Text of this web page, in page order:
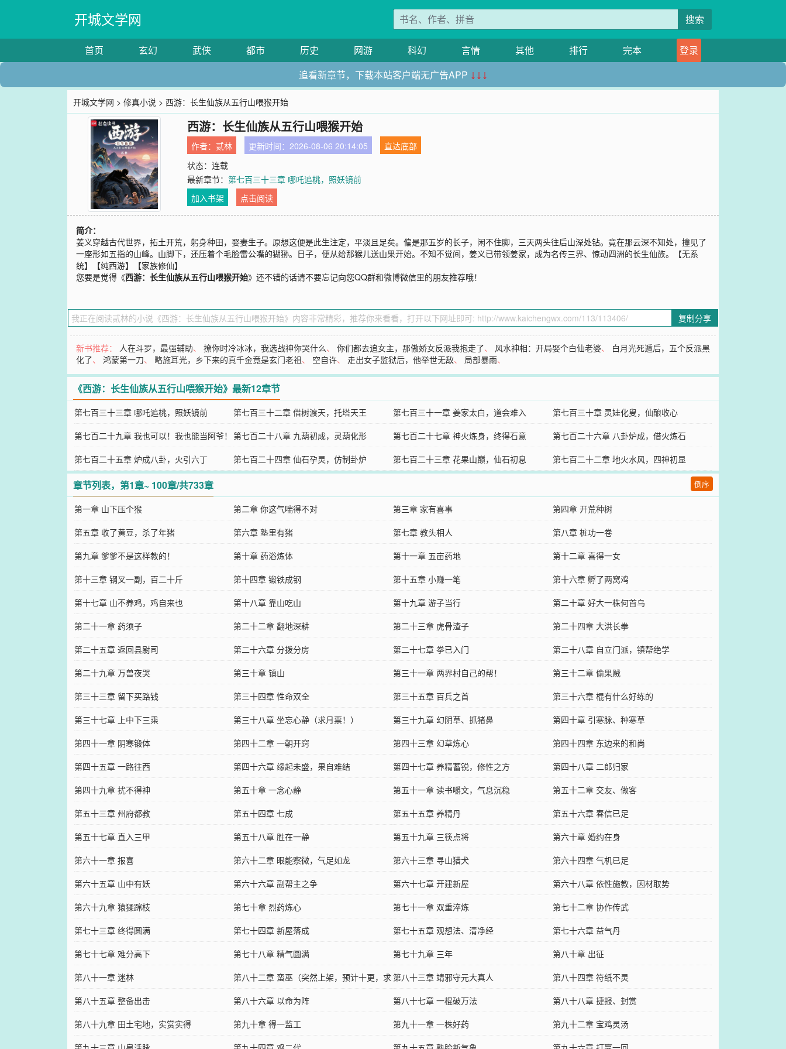
开城文学网 搜索
首页 玄幻 武侠 都市 历史 网游 科幻 言情 其他 排行 完本
登录
追看新章节，下载本站客户端无广告APP ↓↓↓
开城文学网 >修真小说 > 西游：长生仙族从五行山喂猴开始
西游：长生仙族从五行山喂猴开始
作者： 贰林 更新时间：2026-08-06 20:14:05
直达底部
状态：连载
最新章节：第七百三十三章 哪吒追桃，照妖镜前
加入书架
点击阅读
简介：
姜义穿越古代世界，拓土开荒，躬身种田，娶妻生子。原想这便是此生注定，平淡且足矣。偏是那五岁的长子，闲不住脚，三天两头往后山深处钻。竟在那云深不知处，撞见了
一座形如五指的山峰。山脚下，还压着个毛脸雷公嘴的猢狲。日子，便从给那猴儿送山果开始。不知不觉间，姜义已带领姜家，成为名传三界、惊动四洲的长生仙族。【无系
统】【纯西游】【家族修仙】
您要是觉得《西游：长生仙族从五行山喂猴开始》还不错的话请不要忘记向您QQ群和微博微信里的朋友推荐哦！
复制分享
新书推荐： 人在斗罗，最强辅助、撩你时冷冰冰，我选战神你哭什么、你们都去追女主，那傲娇女反派我抱走了、 风水神相：开局娶个白仙老婆、 白月光死遁后，五个反派黑
化了、鸿蒙第一刀、 略施耳光，乡下来的真千金竟是玄门老祖、 空自许、走出女子监狱后，他举世无敌、 局部暴雨、
《西游：长生仙族从五行山喂猴开始》最新12章节
第七百三十三章 哪吒追桃，照妖镜前 第七百三十二章 借树渡天，托塔天王 第七百三十一章 姜家太白，道会难入
第七百三十章 灵娃化叟，仙酿收心
第七百二十九章 我也可以！我也能当阿爷！ 第七百二十八章 九葫初成，灵葫化形 第七百二十七章 神火炼身，终得石意
第七百二十六章 八卦炉成，借火炼石
第七百二十五章 炉成八卦，火引六丁
第七百二十四章 仙石孕灵，仿制卦炉 第七百二十三章 花果山巅，仙石初息 第七百二十二章 地火水风，四神初显
章节列表，第1章~ 100章/共733章 倒序
第一章 山下压个猴 第二章 你这气喘得不对 第三章 家有喜事
第四章 开荒种树
第五章 收了黄豆，杀了年猪
第六章 塾里有猪 第七章 教头相人
第八章 桩功一卷
第九章 爹爹不是这样教的！
第十章 药浴炼体 第十一章 五亩药地
第十二章 喜得一女
第十三章 钢叉一副，百二十斤
第十四章 锻铁成钢 第十五章 小赚一笔
第十六章 孵了两窝鸡
第十七章 山不养鸡，鸡自来也
第十八章 靠山吃山 第十九章 游子当行
第二十章 好大一株何首乌
第二十一章 药须子
第二十二章 翻地深耕 第二十三章 虎骨渣子
第二十四章 大洪长拳
第二十五章 返回县尉司
第二十六章 分拨分房 第二十七章 拳已入门
第二十八章 自立门派，镇帮绝学
第二十九章 万兽夜哭
第三十章 镇山 第三十一章 两界村自己的帮！
第三十二章 偷果贼
第三十三章 留下买路钱
第三十四章 性命双全 第三十五章 百兵之首
第三十六章 棍有什么好练的
第三十七章 上中下三乘
第三十八章 坐忘心静（求月票！） 第三十九章 幻阴草、抓猪鼻
第四十章 引寒脉、种寒草
第四十一章 阴寒锻体
第四十二章 一朝开窍 第四十三章 幻草炼心
第四十四章 东边来的和尚
第四十五章 一路往西
第四十六章 缘起未盛，果自难结 第四十七章 养精蓄锐，修性之方
第四十八章 二郎归家
第四十九章 扰不得神
第五十章 一念心静 第五十一章 读书嚼文，气息沉稳
第五十二章 交友、做客
第五十三章 州府都教
第五十四章 七成 第五十五章 养精丹
第五十六章 春信已足
第五十七章 直入三甲
第五十八章 胜在一静 第五十九章 三筷点将
第六十章 婚约在身
第六十一章 报喜
第六十二章 眼能察微，气足如龙 第六十三章 寻山猎犬
第六十四章 气机已足
第六十五章 山中有妖
第六十六章 副帮主之争 第六十七章 开建新屋
第六十八章 依性施教，因材取势
第六十九章 猿猱蹿枝
第七十章 烈药炼心 第七十一章 双重淬炼
第七十二章 协作传武
第七十三章 终得圆满
第七十四章 新屋落成 第七十五章 观想法、清净经
第七十六章 益气丹
第七十七章 难分高下
第七十八章 精气圆满 第七十九章 三年
第八十章 出征
第八十一章 迷林
第八十二章 蛮巫（突然上架，预计十更，求
首订！）
第八十三章 靖邪守元大真人
第八十四章 符纸不灵
第八十五章 整备出击
第八十六章 以命为阵 第八十七章 一棍破万法
第八十八章 捷报、封赏
第八十九章 田土宅地，实赏实得
第九十章 得一监工 第九十一章 一株好药
第九十二章 宝鸡灵汤